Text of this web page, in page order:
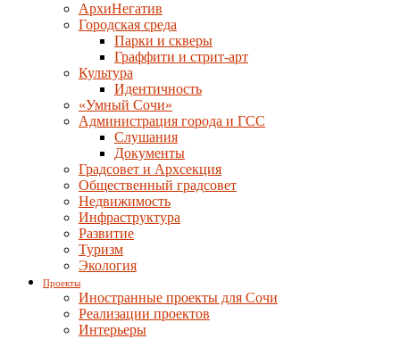
АрхиНегатив
Городская среда
Парки и скверы
Граффити и стрит-арт
Культура
Идентичность
«Умный Сочи»
Администрация города и ГСС
Слушания
Документы
Градсовет и Архсекция
Общественный градсовет
Недвижимость
Инфраструктура
Развитие
Туризм
Экология
Проекты
Иностранные проекты для Сочи
Реализации проектов
Интерьеры